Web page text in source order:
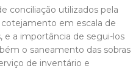
conciliação utilizados pela
cotejamento em escala de
e a importância de segui-los
o saneamento das sobras
de inventário e